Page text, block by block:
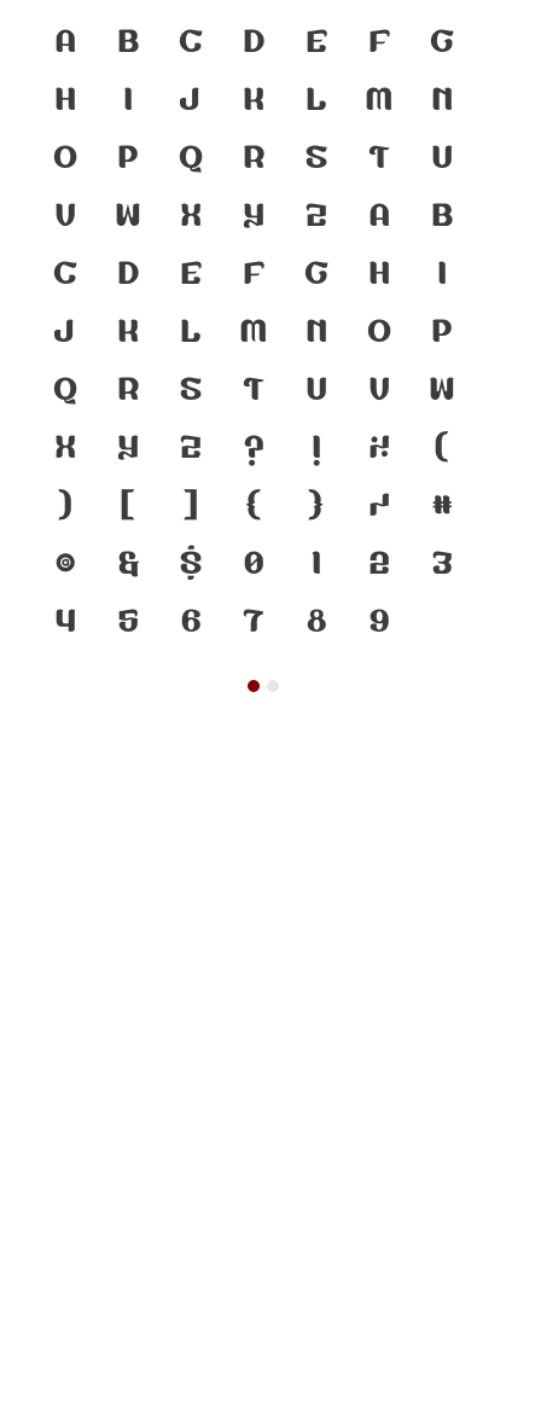
A B C D E F G
H I J K L M N
O P Q R S T U
V W X Y Z a b
c d e f g h i
j k l m n o p
q r s t u v w
x y z ? ! % (
) [ ] { } / #
@ & $ 0 1 2 3
4 5 6 7 8 9